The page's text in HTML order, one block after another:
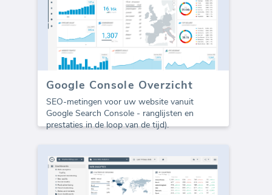
Google Console Overzicht
SEO-metingen voor uw website vanuit
Google Search Console - ranglijsten en
prestaties in de loop van de tijd).